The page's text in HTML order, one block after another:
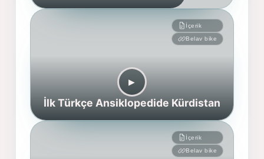
İçerik
Belav bike
▶︎
İlk Türkçe Ansiklopedide Kürdistan
İçerik
Belav bike